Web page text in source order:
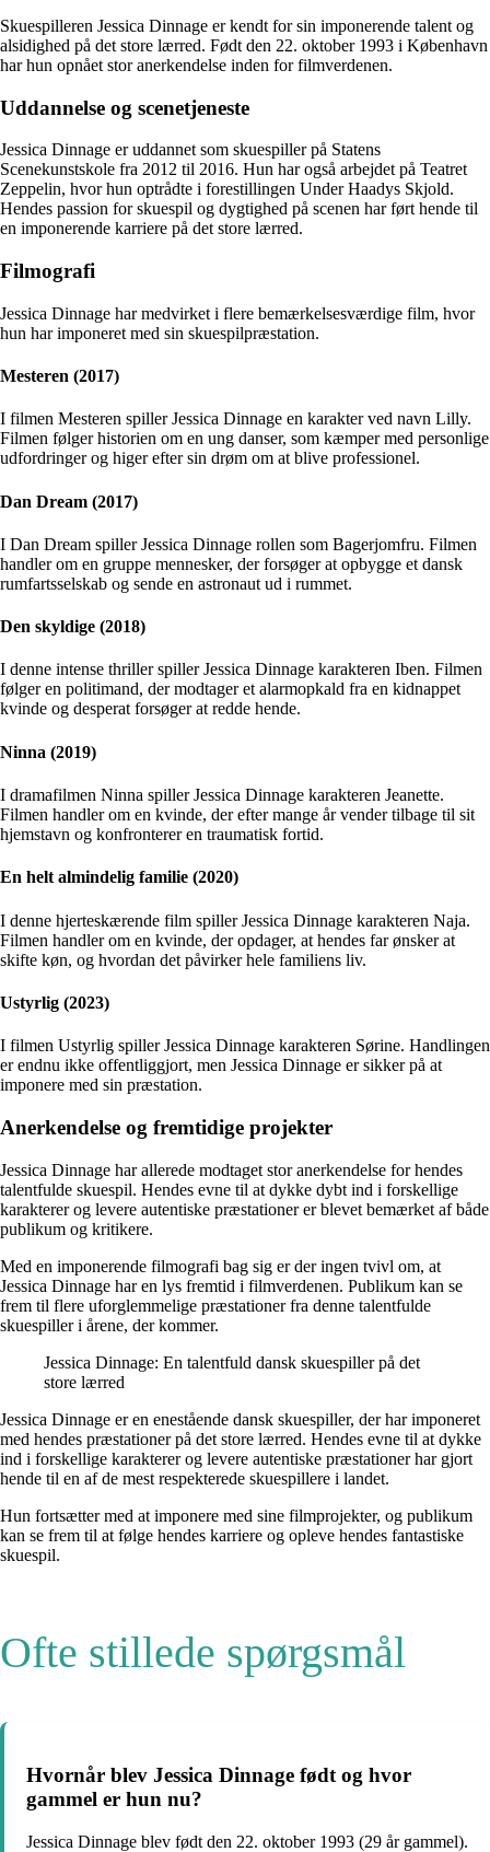
Skuespilleren Jessica Dinnage er kendt for sin imponerende talent og
alsidighed på det store lærred. Født den 22. oktober 1993 i København
har hun opnået stor anerkendelse inden for filmverdenen.
Uddannelse og scenetjeneste
Jessica Dinnage er uddannet som skuespiller på Statens
Scenekunstskole fra 2012 til 2016. Hun har også arbejdet på Teatret
Zeppelin, hvor hun optrådte i forestillingen Under Haadys Skjold.
Hendes passion for skuespil og dygtighed på scenen har ført hende til
en imponerende karriere på det store lærred.
Filmografi
Jessica Dinnage har medvirket i flere bemærkelsesværdige film, hvor
hun har imponeret med sin skuespilpræstation.
Mesteren (2017)
I filmen Mesteren spiller Jessica Dinnage en karakter ved navn Lilly.
Filmen følger historien om en ung danser, som kæmper med personlige
udfordringer og higer efter sin drøm om at blive professionel.
Dan Dream (2017)
I Dan Dream spiller Jessica Dinnage rollen som Bagerjomfru. Filmen
handler om en gruppe mennesker, der forsøger at opbygge et dansk
rumfartsselskab og sende en astronaut ud i rummet.
Den skyldige (2018)
I denne intense thriller spiller Jessica Dinnage karakteren Iben. Filmen
følger en politimand, der modtager et alarmopkald fra en kidnappet
kvinde og desperat forsøger at redde hende.
Ninna (2019)
I dramafilmen Ninna spiller Jessica Dinnage karakteren Jeanette.
Filmen handler om en kvinde, der efter mange år vender tilbage til sit
hjemstavn og konfronterer en traumatisk fortid.
En helt almindelig familie (2020)
I denne hjerteskærende film spiller Jessica Dinnage karakteren Naja.
Filmen handler om en kvinde, der opdager, at hendes far ønsker at
skifte køn, og hvordan det påvirker hele familiens liv.
Ustyrlig (2023)
I filmen Ustyrlig spiller Jessica Dinnage karakteren Sørine. Handlingen
er endnu ikke offentliggjort, men Jessica Dinnage er sikker på at
imponere med sin præstation.
Anerkendelse og fremtidige projekter
Jessica Dinnage har allerede modtaget stor anerkendelse for hendes
talentfulde skuespil. Hendes evne til at dykke dybt ind i forskellige
karakterer og levere autentiske præstationer er blevet bemærket af både
publikum og kritikere.
Med en imponerende filmografi bag sig er der ingen tvivl om, at
Jessica Dinnage har en lys fremtid i filmverdenen. Publikum kan se
frem til flere uforglemmelige præstationer fra denne talentfulde
skuespiller i årene, der kommer.
Jessica Dinnage: En talentfuld dansk skuespiller på det
store lærred
Jessica Dinnage er en enestående dansk skuespiller, der har imponeret
med hendes præstationer på det store lærred. Hendes evne til at dykke
ind i forskellige karakterer og levere autentiske præstationer har gjort
hende til en af de mest respekterede skuespillere i landet.
Hun fortsætter med at imponere med sine filmprojekter, og publikum
kan se frem til at følge hendes karriere og opleve hendes fantastiske
skuespil.
Ofte stillede spørgsmål
Hvornår blev Jessica Dinnage født og hvor
gammel er hun nu?
Jessica Dinnage blev født den 22. oktober 1993 (29 år gammel).